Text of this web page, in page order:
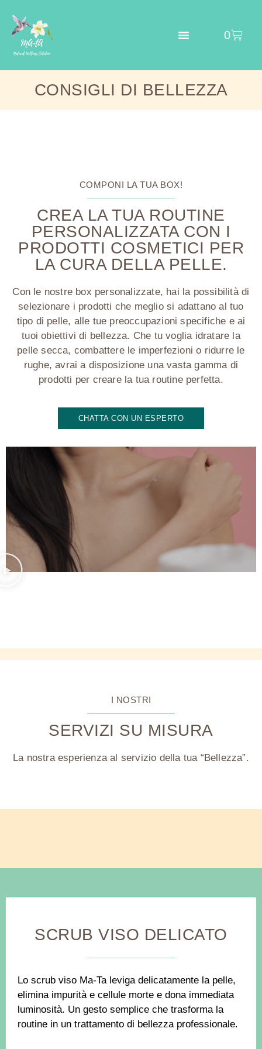
0
CONSIGLI DI BELLEZZA
COMPONI LA TUA BOX!
CREA LA TUA ROUTINE
PERSONALIZZATA CON I
PRODOTTI COSMETICI PER
LA CURA DELLA PELLE.
Con le nostre box personalizzate, hai la possibilità di
selezionare i prodotti che meglio si adattano al tuo
tipo di pelle, alle tue preoccupazioni specifiche e ai
tuoi obiettivi di bellezza. Che tu voglia idratare la
pelle secca, combattere le imperfezioni o ridurre le
rughe, avrai a disposizione una vasta gamma di
prodotti per creare la tua routine perfetta.
CHATTA CON UN ESPERTO
I NOSTRI
SERVIZI SU MISURA
La nostra esperienza al servizio della tua “Bellezza”.
SCRUB VISO DELICATO
Lo scrub viso Ma-Ta leviga delicatamente la pelle,
elimina impurità e cellule morte e dona immediata
luminosità. Un gesto semplice che trasforma la
routine in un trattamento di bellezza professionale.